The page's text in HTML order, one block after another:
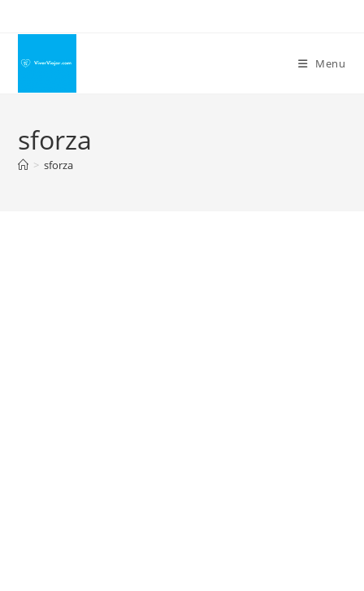
conteúdo
Menu
sforza
> sforza